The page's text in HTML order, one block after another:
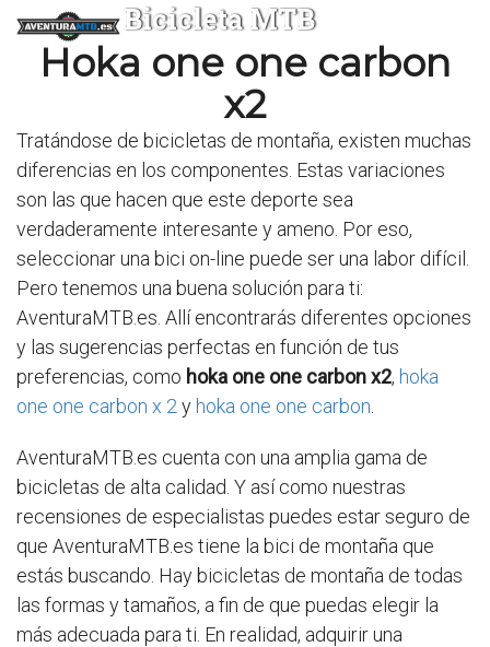
Bicicleta MTB
Hoka one one carbon
x2
Tratándose de bicicletas de montaña, existen muchas
diferencias en los componentes. Estas variaciones
son las que hacen que este deporte sea
verdaderamente interesante y ameno. Por eso,
seleccionar una bici on-line puede ser una labor difícil.
Pero tenemos una buena solución para ti:
AventuraMTB.es. Allí encontrarás diferentes opciones
y las sugerencias perfectas en función de tus
preferencias, como hoka one one carbon x2, hoka
one one carbon x 2 y hoka one one carbon
AventuraMTB.es cuenta con una amplia gama de
bicicletas de alta calidad. Y así como nuestras
recensiones de especialistas puedes estar seguro de
que AventuraMTB.es tiene la bici de montaña que
estás buscando. Hay bicicletas de montaña de todas
las formas y tamaños, a fin de que puedas elegir la
más adecuada para ti. En realidad, adquirir una